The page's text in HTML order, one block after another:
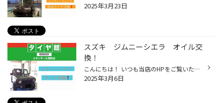
2025年3月23日
スズキ ジムニーシエラ オイル交
換！
こんにちは！ いつも当店のHPをご覧いただきありがとうございます♪ 本日紹介するのは、スズキ ジムニーシエラ オイル交換です！ ↑オイルを抜いています ↑エレメントも交換しました！ ↑新しいオイルを入れてオイル量を確認して作業完了です！ 作業時間は約30分〜約40分です 本日も閲覧ありがとうござ...
2025年3月6日